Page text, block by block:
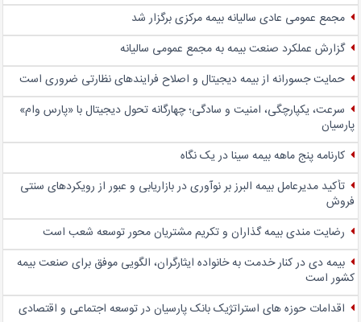
مجمع عمومی عادی سالیانه بیمه مرکزی برگزار شد
گزارش عملکرد صنعت بیمه به مجمع عمومی سالیانه
حمایت جسورانه از بیمه دیجیتال و اصلاح فرایندهای نظارتی ضروری است
سرعت، یکپارچگی، امنیت و سادگی؛ چهار‌گانه تحول دیجیتال با «پارس وام»
پارسیان
کارنامه پنج ماهه بیمه سینا در یک نگاه
تأکید مدیرعامل بیمه البرز بر نوآوری در بازاریابی و عبور از رویکردهای سنتی
فروش
رضایت مندی بیمه گذاران و تکریم مشتریان محور توسعه شعب است
بیمه دی در کنار خدمت به خانواده ایثارگران، الگویی موفق برای صنعت بیمه
کشور است
اقدامات حوزه های استراتژیک بانک پارسیان در توسعه اجتماعی و اقتصادی